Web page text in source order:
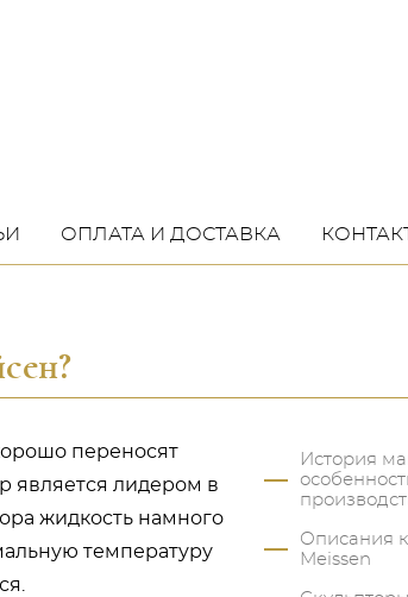
ОПЛАТА И ДОСТАВКА
переносят
является лидером в
жидкость намного
температуру
История
Описания
Meissen